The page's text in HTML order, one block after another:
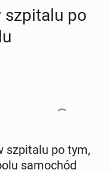
szpi­ta­lu po
szpi­ta­lu po tym,
sa­mo­chód